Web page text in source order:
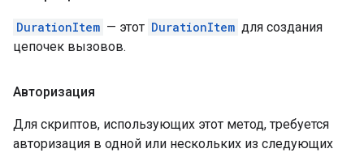
DurationItem — этот DurationItem для создания
цепочек вызовов.
Авторизация
Для скриптов, использующих этот метод, требуется
авторизация в одной или нескольких из следующих